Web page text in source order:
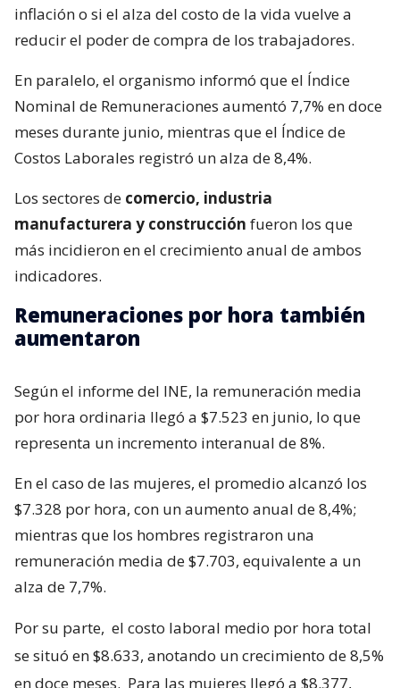
inflación o si el alza del costo de la vida vuelve a
reducir el poder de compra de los trabajadores.
En paralelo, el organismo informó que el Índice
Nominal de Remuneraciones aumentó 7,7% en doce
meses durante junio, mientras que el Índice de
Costos Laborales registró un alza de 8,4%.
Los sectores de comercio, industria
manufacturera y construcción fueron los que
más incidieron en el crecimiento anual de ambos
indicadores.
Remuneraciones por hora también
aumentaron
Según el informe del INE, la remuneración media
por hora ordinaria llegó a $7.523 en junio, lo que
representa un incremento interanual de 8%.
En el caso de las mujeres, el promedio alcanzó los
$7.328 por hora, con un aumento anual de 8,4%;
mientras que los hombres registraron una
remuneración media de $7.703, equivalente a un
alza de 7,7%.
Por su parte, el costo laboral medio por hora total
se situó en $8.633, anotando un crecimiento de 8,5%
en doce meses. Para las mujeres llegó a $8.377,